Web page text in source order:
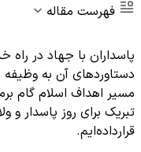
فهرست مقاله
پاسداران با جهاد در راه
دستاوردهای آن به
مسیر اهداف اسلام گام
تبریک برای روز پاسدار و
قرارداده‌ایم.